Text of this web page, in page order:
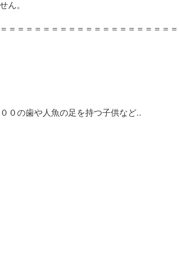
ん。
＝＝＝＝＝＝＝＝＝＝＝＝＝＝＝＝＝＝＝＝
０の歯や人魚の足を持つ子供など..